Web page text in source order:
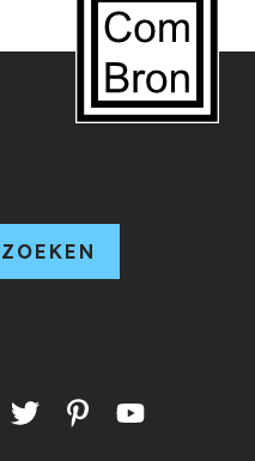
ZOEKEN